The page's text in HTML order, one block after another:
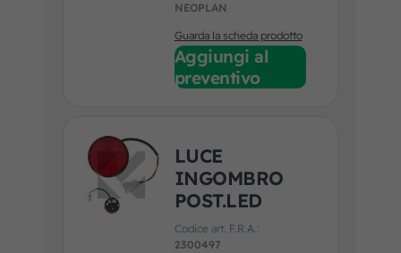
NEOPLAN
Guarda la scheda prodotto
Aggiungi al
preventivo
LUCE
INGOMBRO
POST.LED
Codice art. F.R.A.:
2300497